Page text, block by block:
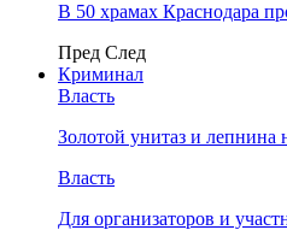
В 50 храмах Краснодара
Пред След
Криминал
Власть
​Золотой унитаз и лепнина
Власть
Для организаторов и